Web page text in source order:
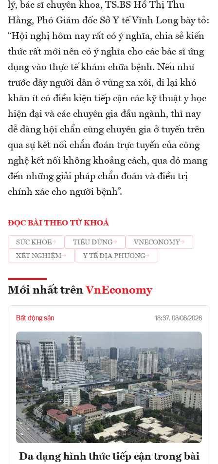
lý, bác sĩ chuyên khoa, TS.BS Hồ Thị Thu
Hằng, Phó Giám đốc Sở Y tế Vĩnh Long bày tỏ:
“Hội nghị hôm nay rất có ý nghĩa, chia sẻ kiến
thức rất mới nên có ý nghĩa cho các bác sĩ ứng
dụng vào thực tế khám chữa bệnh. Nếu như
trước đây người dân ở vùng xa xôi, đi lại khó
khăn ít có điều kiện tiếp cận các kỹ thuật y học
hiện đại và các chuyên gia đầu ngành, thì nay
dễ dàng hội chẩn cùng chuyên gia ở tuyến trên
qua sự kết nối chẩn đoán trực tuyến của công
nghệ kết nối không khoảng cách, qua đó mang
đến những giải pháp chẩn đoán và điều trị
chính xác cho người bệnh”.
ĐỌC BÀI THEO TỪ KHOÁ
SỨC KHỎE TIÊU DÙNG
VNECONOMY
XÉT NGHIỆM
Y TẾ ĐỊA PHƯƠNG
Mới nhất trên VnEconomy
Bất động sản 18:37, 08/08/2026
Đa dạng hình thức tiếp cận trong bài